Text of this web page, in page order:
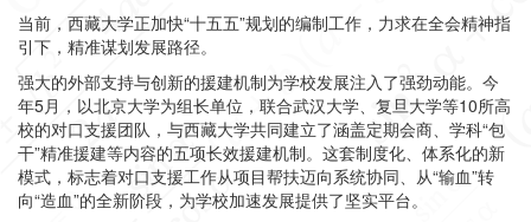
当前，西藏大学正加快“十五五”规划的编制工作，力求在全会精神指
引下，精准谋划发展路径。
强大的外部支持与创新的援建机制为学校发展注入了强劲动能。今
年5月，以北京大学为组长单位，联合武汉大学、复旦大学等10所高
校的对口支援团队，与西藏大学共同建立了涵盖定期会商、学科“包
干”精准援建等内容的五项长效援建机制。这套制度化、体系化的新
模式，标志着对口支援工作从项目帮扶迈向系统协同、从“输血”转
向“造血”的全新阶段，为学校加速发展提供了坚实平台。